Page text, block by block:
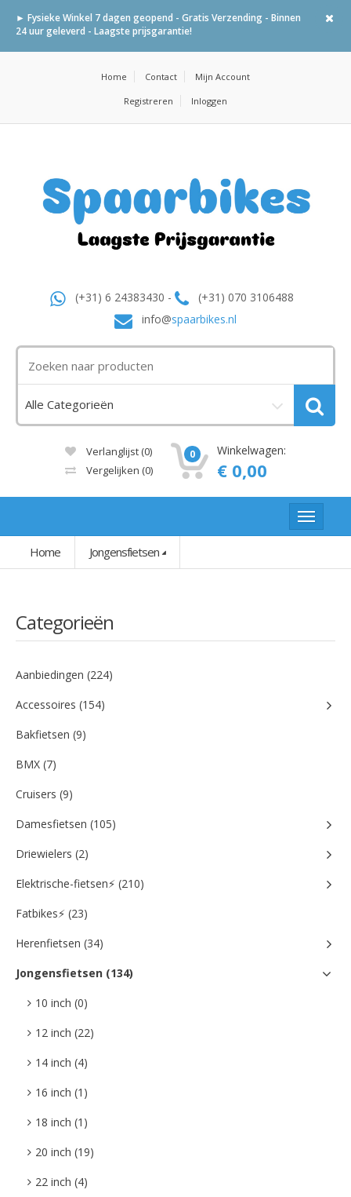
► Fysieke Winkel 7 dagen geopend - Gratis Verzending - Binnen
24 uur geleverd - Laagste prijsgarantie!
Home Contact Mijn Account
Registreren Inloggen
(+31) 6 24383430 -
(+31) 070 3106488
info@spaarbikes.nl
Verlanglijst (0)
Vergelijken (0)
0 Winkelwagen:
€ 0,00
Home Jongensfietsen
Categorieën
Aanbiedingen (224)
Accessoires (154)
Bakfietsen (9)
BMX (7)
Cruisers (9)
Damesfietsen (105)
Driewielers (2)
Elektrische-fietsen⚡ (210)
Fatbikes⚡ (23)
Herenfietsen (34)
Jongensfietsen (134)
10 inch (0)
12 inch (22)
14 inch (4)
16 inch (1)
18 inch (1)
20 inch (19)
22 inch (4)